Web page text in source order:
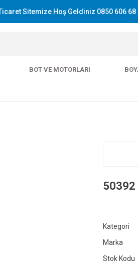
Sitemize Hoş Geldiniz 0850 606 68
BOT VE MOTORLARI
50392
Kategori
Marka
Stok Kodu